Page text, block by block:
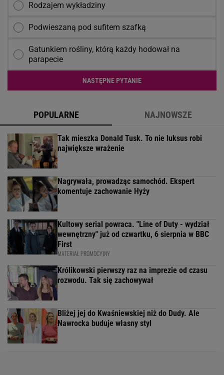
Rodzajem wykładziny
Podwieszaną pod sufitem szafką
Gatunkiem rośliny, którą każdy hodował na
parapecie
NASTĘPNE PYTANIE
POPULARNE NAJNOWSZE
Tak mieszka Donald Tusk. To nie luksus robi
największe wrażenie
Nagrywała, prowadząc samochód. Ekspert
komentuje zachowanie Hyży
Kultowy serial powraca. "Line of Duty - wydział
wewnętrzny" już od czwartku, 6 sierpnia w BBC
First
MATERIAŁ PROMOCYJNY
Królikowski pierwszy raz na imprezie od czasu
rozwodu. Tak się zachowywał
Bliżej jej do Kwaśniewskiej niż do Dudy. Ale
Nawrocka buduje własny styl